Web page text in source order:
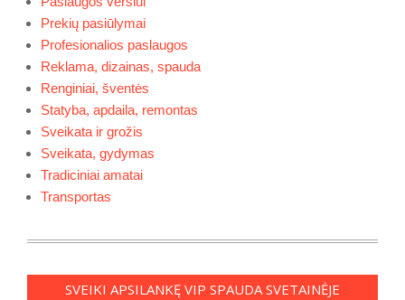
Prekių pasiūlymai
Profesionalios paslaugos
Reklama, dizainas, spauda
Renginiai, šventės
Statyba, apdaila, remontas
Sveikata ir grožis
Sveikata, gydymas
Tradiciniai amatai
Transportas
SVEIKI APSILANKĘ VIP SPAUDA SVETAINĖJE